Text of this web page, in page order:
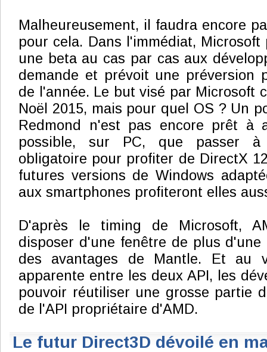
Malheureusement, il faudra encore
pour cela. Dans l'immédiat, Microsoft
une beta au cas par cas aux
demande et prévoit une préversion
de l'année. Le but visé par Microsoft
Noël 2015, mais pour quel OS ? Un
Redmond n'est pas encore prêt à
possible, sur PC, que passer
obligatoire pour profiter de DirectX
futures versions de Windows
aux smartphones profiteront elles
D'après le timing de Microsoft,
disposer d'une fenêtre de plus
des avantages de Mantle. Et au
apparente entre les deux API, les
pouvoir réutiliser une grosse partie
de l'API propriétaire d'AMD.
Le futur Direct3D dévoilé en